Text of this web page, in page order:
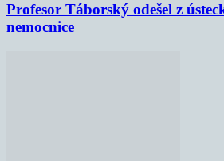
Profesor Táborský odešel z
nemocnice